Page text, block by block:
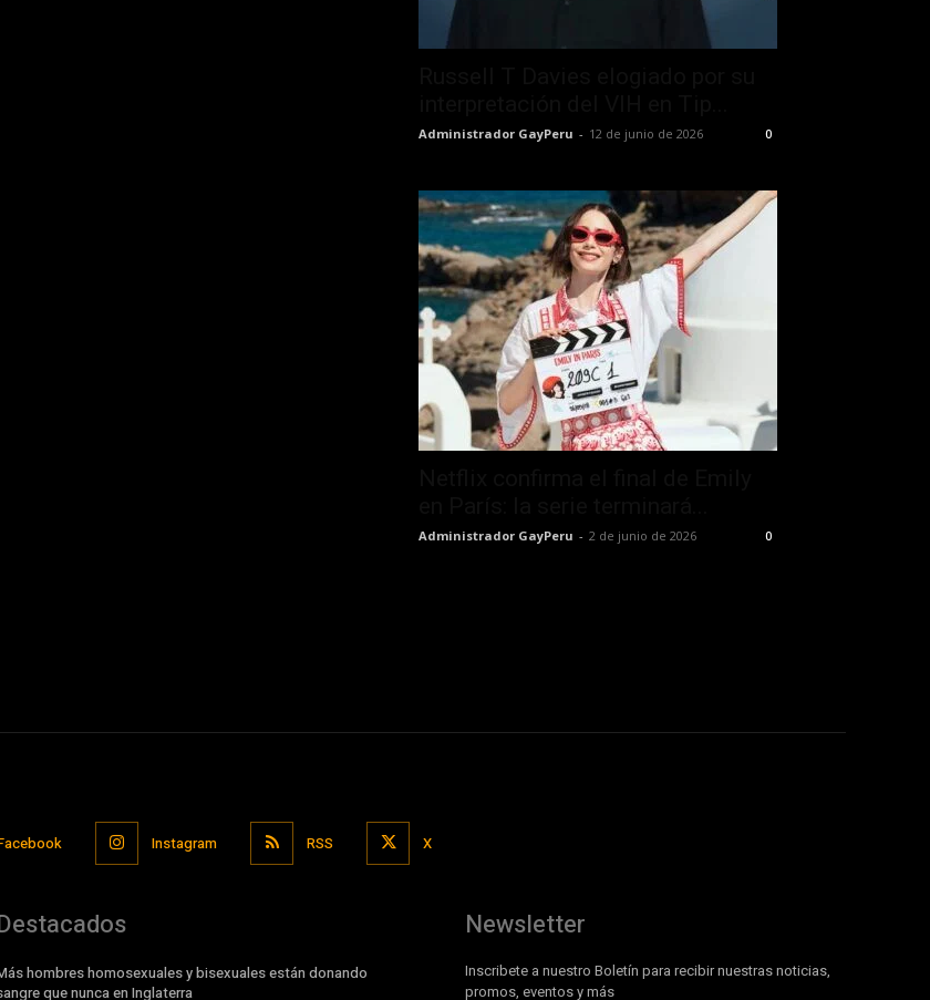
Administrador GayPeru - 12 de junio de 2026 0
Administrador GayPeru - 2 de junio de 2026 0
Instagram RSS X
hombres homosexuales y bisexuales están donando
que nunca en Inglaterra
Newsletter
Inscribete a nuestro Boletín para recibir nuestras noticias,
promos, eventos y más